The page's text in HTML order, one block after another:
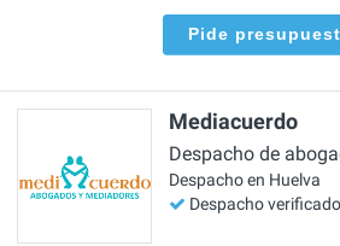
Pide
Mediacuerdo
Despacho de
Despacho en Huelva
Despacho verificado